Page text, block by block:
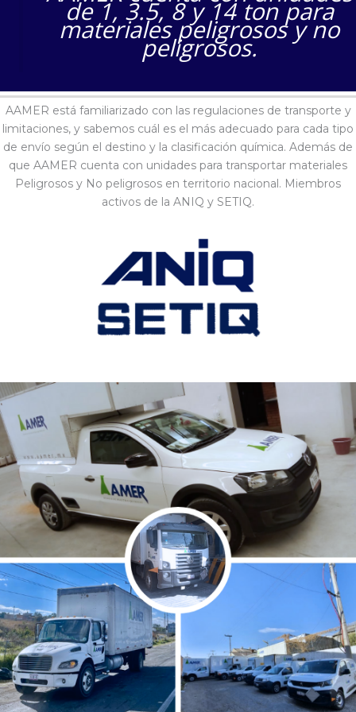
de 1, 3.5, 8 y 14 ton para
materiales peligrosos y no
peligrosos.
AAMER está familiarizado con las regulaciones de transporte y
limitaciones, y sabemos cuál es el más adecuado para cada tipo
de envío según el destino y la clasificación química. Además de
que AAMER cuenta con unidades para transportar materiales
Peligrosos y No peligrosos en territorio nacional. Miembros
activos de la ANIQ y SETIQ.